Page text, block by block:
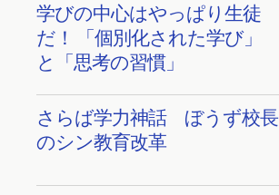
学びの中心はやっぱり生徒
だ！ 「個別化された学び」
と「思考の習慣」
さらば学力神話 ぼうず校長
のシン教育改革